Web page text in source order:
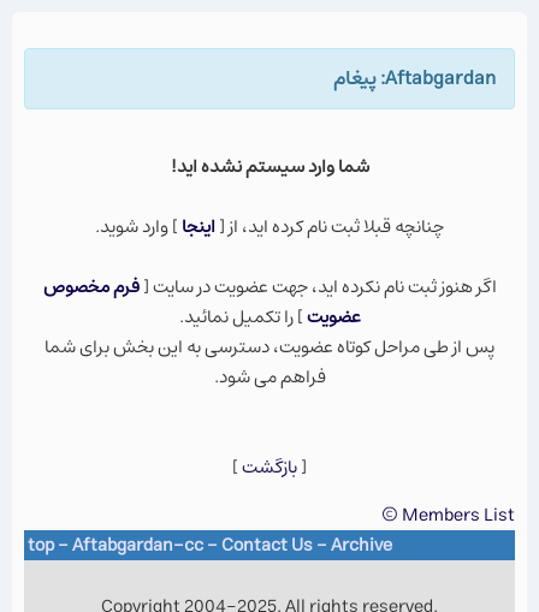
Aftabgardan: پيغام
شما وارد سيستم نشده ايد!
چنانچه قبلا ثبت نام كرده ايد، از [اينجا] وارد شويد.
اگر هنوز ثبت نام نكرده ايد، جهت عضویت در سایت [فرم مخصوص
عضویت] را تکمیل نمائید.
پس از طی مراحل کوتاه عضویت، دسترسی به این بخش برای شما
فراهم می شود.
[بازگشت]
Members List ©
top-Aftabgardan-cc-Contact Us -Archive